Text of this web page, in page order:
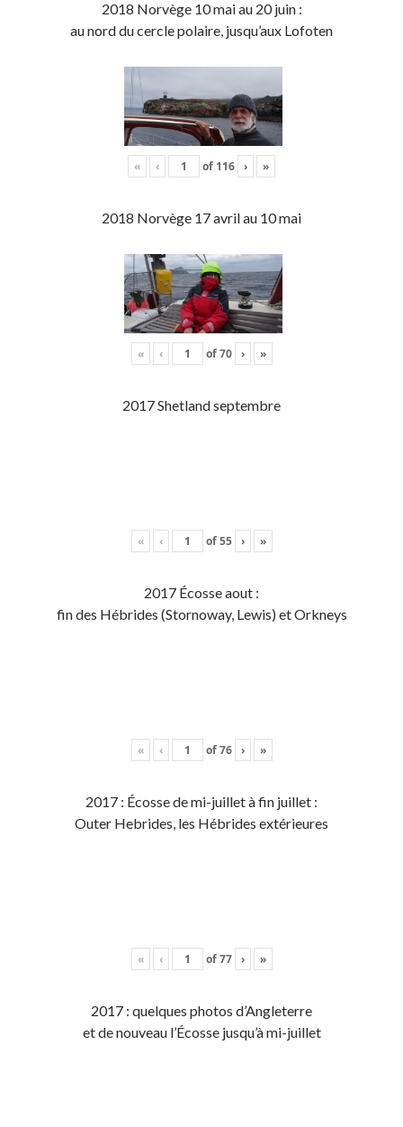
2018 Norvège 10 mai au 20 juin :
au nord du cercle polaire, jusqu’aux Lofoten
« ‹ of 116 › »
2018 Norvège 17 avril au 10 mai
« ‹ of70 › »
2017 Shetland septembre
« ‹ of55 › »
2017 Écosse aout :
fin des Hébrides (Stornoway, Lewis) et Orkneys
« ‹ of76 › »
2017 : Écosse de mi-juillet à fin juillet :
Outer Hebrides, les Hébrides extérieures
« ‹ of77 › »
2017 : quelques photos d’Angleterre
et de nouveau l’Écosse jusqu’à mi-juillet